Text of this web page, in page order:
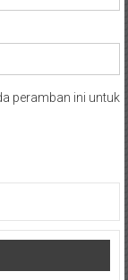
peramban ini untuk